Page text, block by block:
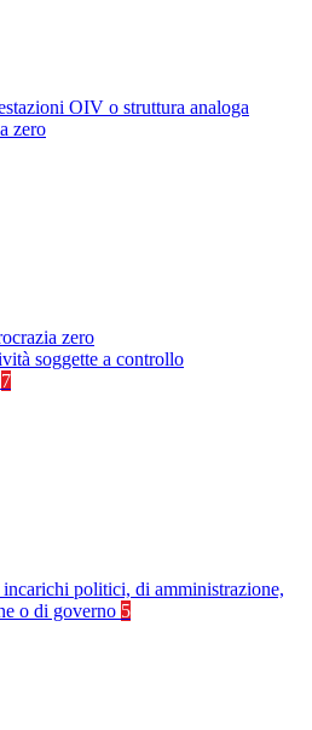
OIV o struttura analoga
zero
zero
soggette a controllo
7
politici, di amministrazione,
o di governo 5